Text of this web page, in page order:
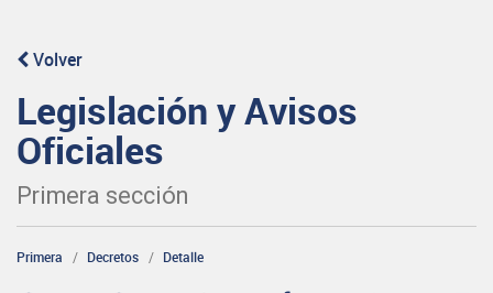
Volver
Legislación y Avisos
Oficiales
Primera sección
Primera Decretos Detalle